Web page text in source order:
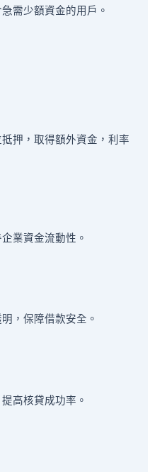
需少額資金的用戶。
押，取得額外資金，利率
業資金流動性。
，保障借款安全。
高核貸成功率。